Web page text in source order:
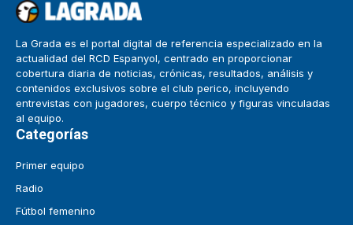
La Grada es el portal digital de referencia especializado en la
actualidad del RCD Espanyol, centrado en proporcionar
cobertura diaria de noticias, crónicas, resultados, análisis y
contenidos exclusivos sobre el club perico, incluyendo
entrevistas con jugadores, cuerpo técnico y figuras vinculadas
al equipo.
Categorías
Primer equipo
Radio
Fútbol femenino